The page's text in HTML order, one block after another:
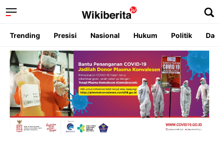
Trending Presisi Nasional Hukum Politik